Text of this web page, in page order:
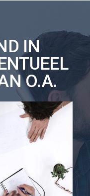
IN
O.A.